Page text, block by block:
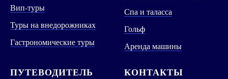
Вип-туры
Туры на внедорожниках
Гастрономические туры
Спа и таласса
Гольф
Аренда машины
ПУТЕВОДИТЕЛЬ КОНТАКТЫ